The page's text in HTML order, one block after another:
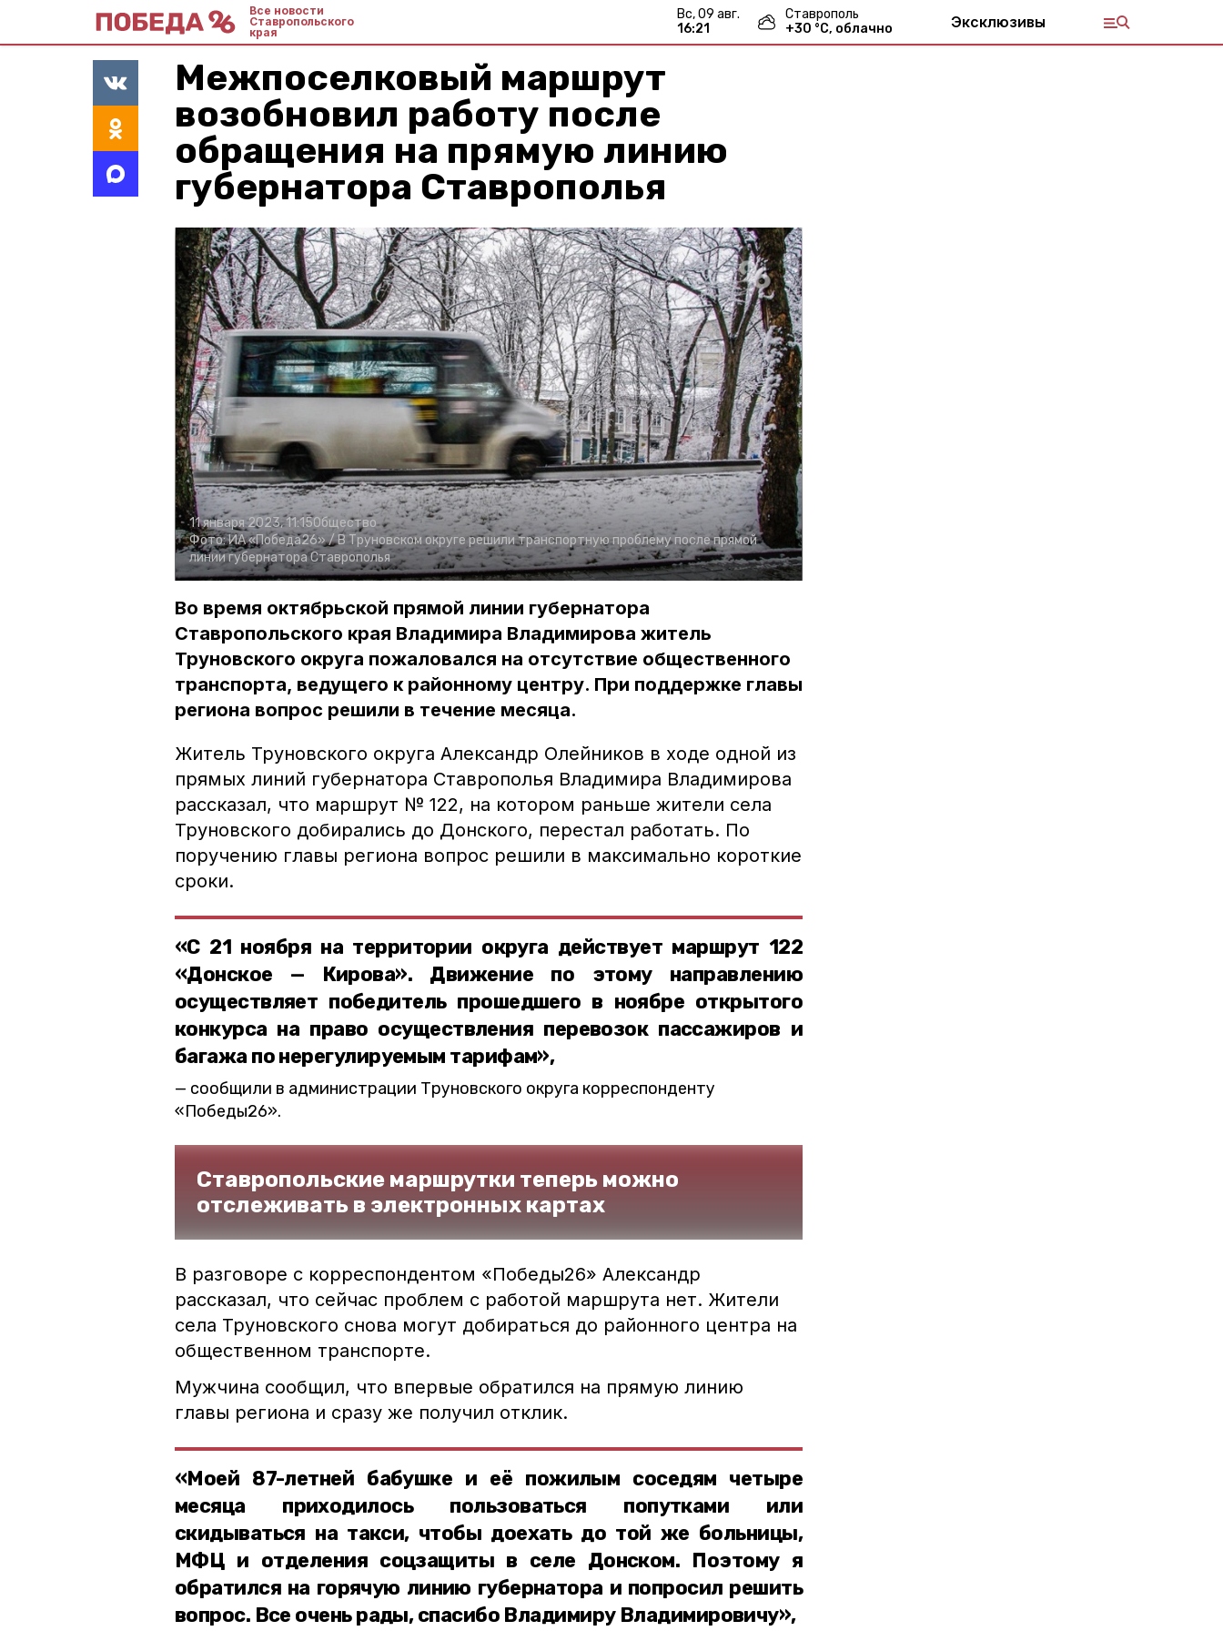
Все новости
Ставропольского
края
вс, 09 авг.
16:21
Ставрополь
+30 °С, облачно Эксклюзивы
Межпоселковый маршрут
возобновил работу после
обращения на прямую линию
губернатора Ставрополья
11 января 2023, 11:15Общество
Фото:ИА «Победа26» /В Труновском округе решили транспортную проблему после прямой
линии губернатора Ставрополья
Во время октябрьской прямой линии губернатора
Ставропольского края Владимира Владимирова житель
Труновского округа пожаловался на отсутствие общественного
транспорта, ведущего к районному центру. При поддержке главы
региона вопрос решили в течение месяца.
Житель Труновского округа Александр Олейников в ходе одной из
прямых линий губернатора Ставрополья Владимира Владимирова
рассказал, что маршрут № 122, на котором раньше жители села
Труновского добирались до Донского, перестал работать. По
поручению главы региона вопрос решили в максимально короткие
сроки.
«С 21 ноября на территории округа действует маршрут 122
«Донское — Кирова». Движение по этому направлению
осуществляет победитель прошедшего в ноябре открытого
конкурса на право осуществления перевозок пассажиров и
багажа по нерегулируемым тарифам»,
сообщили в администрации Труновского округа корреспонденту
«Победы26».
Ставропольские маршрутки теперь можно
отслеживать в электронных картах
В разговоре с корреспондентом «Победы26» Александр
рассказал, что сейчас проблем с работой маршрута нет. Жители
села Труновского снова могут добираться до районного центра на
общественном транспорте.
Мужчина сообщил, что впервые обратился на прямую линию
главы региона и сразу же получил отклик.
«Моей 87-летней бабушке и её пожилым соседям четыре
месяца приходилось пользоваться попутками или
скидываться на такси, чтобы доехать до той же больницы,
МФЦ и отделения соцзащиты в селе Донском. Поэтому я
обратился на горячую линию губернатора и попросил решить
вопрос. Все очень рады, спасибо Владимиру Владимировичу»,